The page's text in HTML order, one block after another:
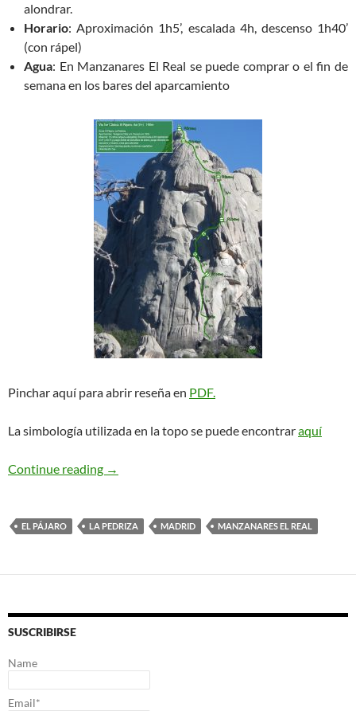
alondrar.
Horario: Aproximación 1h5’, escalada 4h, descenso 1h40’
(con rápel)
Agua: En Manzanares El Real se puede comprar o el fin de
semana en los bares del aparcamiento
Pinchar aquí para abrir reseña en PDF.
La simbología utilizada en la topo se puede encontraraquí
Continue reading Vía clásica sur. El Pájaro. La Pedriza
→
EL PÁJARO LA PEDRIZA MADRID MANZANARES EL REAL
SUSCRIBIRSE
Name
Email*